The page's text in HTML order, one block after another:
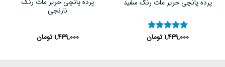
پرده پانچی حریر مات رنگ سفید
نمره۴.۸۳۱,۴۴۹,۰۰۰ تومان
پرده پانچی حریر مات رنگ
نارنجی
۱,۴۴۹,۰۰۰ تومان